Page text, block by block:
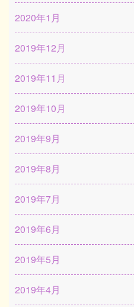
2020年1月
2019年12月
2019年11月
2019年10月
2019年9月
2019年8月
2019年7月
2019年6月
2019年5月
2019年4月